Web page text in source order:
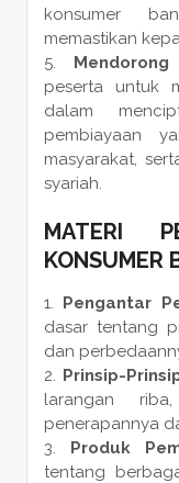
konsumer
memastikan
peserta untuk
dalam
pembiayaan
masyarakat,
syariah.
MATERI
KONSUMER
Pengantar
dasar tentang
dan
Prinsip-
larangan
penerapannya
Produk
tentang